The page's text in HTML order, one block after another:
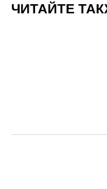
ЧИТАЙТЕ